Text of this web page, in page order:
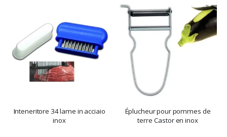
Inteneritore 34 lame in acciaio
inox
Éplucheur pour pommes de
terre Castor en inox